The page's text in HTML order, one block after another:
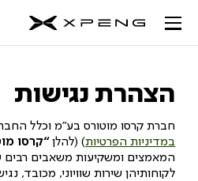
הצהרת נגישות
חברת קרסו מוטורס בע”מ וכלל
במדיניות הפרטיות) (להלן“קרסו
המאמצים ומשקיעות משאבים רבים
לקוחותיהן שירות שוויוני, מכובד,